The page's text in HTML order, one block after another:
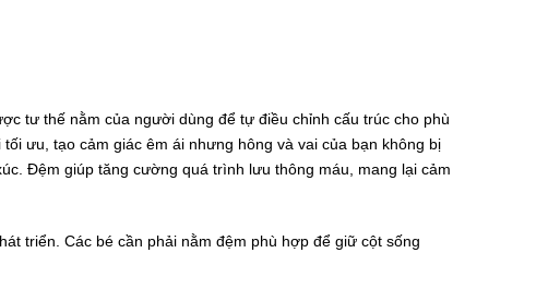
tư thế nằm của người dùng để tự điều chỉnh cấu trúc cho phù
ưu, tạo cảm giác êm ái nhưng hông và vai của bạn không bị
Đệm giúp tăng cường quá trình lưu thông máu, mang lại cảm
triển. Các bé cần phải nằm đệm phù hợp để giữ cột sống